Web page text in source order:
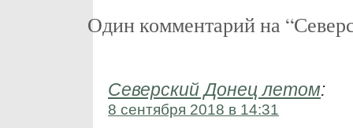
Один комментарий на
Северский Донец летом:
8 сентября 2018 в 14:31